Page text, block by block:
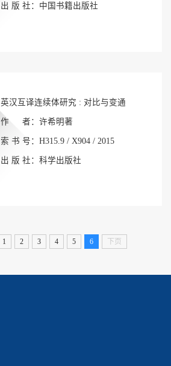
出 版 社：中国书籍出版社
英汉互译连续体研究 : 对比与变通
作 者：许希明著
索 书 号：H315.9 / X904 / 2015
出 版 社：科学出版社
1 2 3 4 5 6 下页